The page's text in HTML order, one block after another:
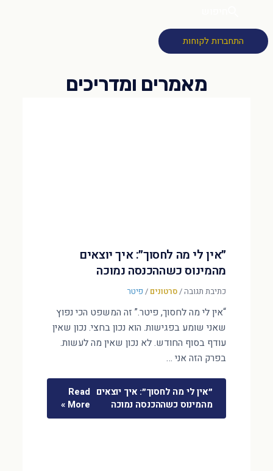
התחברות לקוחות
״אין לי מה לחסוך״: איך יוצאים
מהמינוס כשההכנסה נמוכה
כתיבת תגובה/סרטונים / פיטר
“אין לי מה לחסוך, פיטר.” זה המשפט הכי נפוץ
שאני שומע בפגישות. הוא נכון בחצי. נכון שאין
עודף בסוף החודש. לא נכון שאין מה לעשות.
בפרק הזה אני …
״אין לי מה לחסוך״: איך יוצאים
מהמינוס כשההכנסה נמוכה
Read
More »